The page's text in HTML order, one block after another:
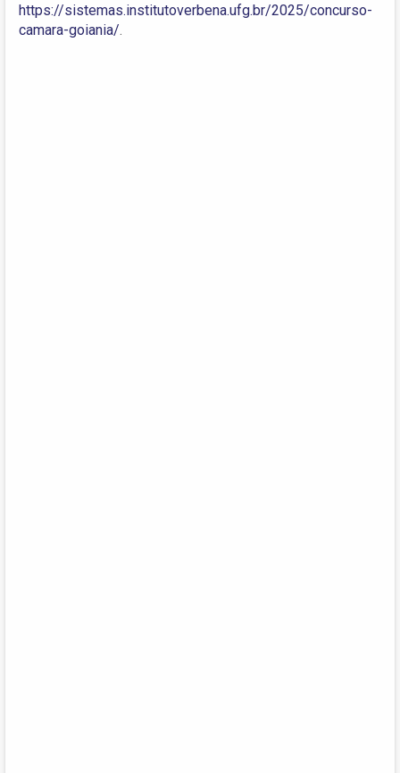
https://sistemas.institutoverbena.ufg.br/2025/concurso-
camara-goiania/.